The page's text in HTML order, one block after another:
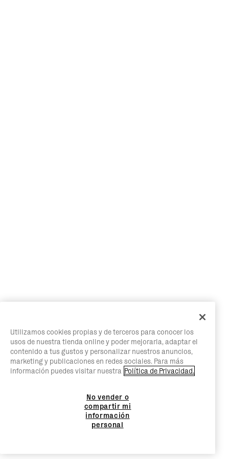
Utilizamos cookies propias y de terceros para conocer los
usos de nuestra tienda online y poder mejorarla, adaptar el
contenido a tus gustos y personalizar nuestros anuncios,
marketing y publicaciones en redes sociales. Para más
información puedes visitar nuestra Política de Privacidad.
No vender o
compartir mi
información
personal